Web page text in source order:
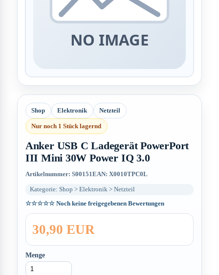
Shop Elektronik Netzteil
Nur noch 1 Stück lagernd
Anker USB C Ladegerät PowerPort
III Mini 30W Power IQ 3.0
Artikelnummer: S00151EAN: X0010TPC0L
Kategorie: Shop > Elektronik > Netzteil
☆☆☆☆☆Noch keine freigegebenen Bewertungen
30,90 EUR
Menge